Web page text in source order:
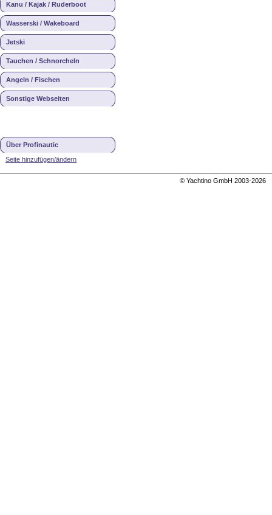
Kanu / Kajak / Ruderboot
Wasserski / Wakeboard
Jetski
Tauchen / Schnorcheln
Angeln / Fischen
Sonstige Webseiten
Über Profinautic
Seite hinzufügen/ändern
© Yachtino GmbH 2003-